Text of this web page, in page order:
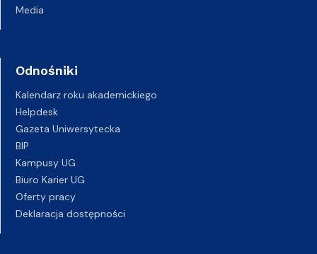
Media
Odnośniki
Kalendarz roku akademickiego
Helpdesk
Gazeta Uniwersytecka
BIP
Kampusy UG
Biuro Karier UG
Oferty pracy
Deklaracja dostępności